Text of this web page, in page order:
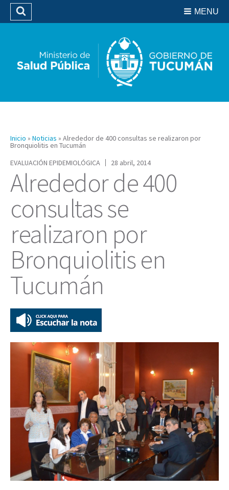
Biblioteca
MENU
Buscar
Inicio » Noticias » Alrededor de 400 consultas se realizaron por
Bronquiolitis en Tucumán
EVALUACIÓN EPIDEMIOLÓGICA
28 abril, 2014
Alrededor de 400
consultas se
realizaron por
Bronquiolitis en
Tucumán